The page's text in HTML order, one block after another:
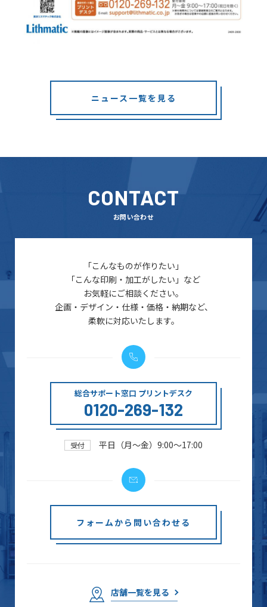
ニュース一覧を見る
CONTACT
お問い合わせ
「こんなものが作りたい」
「こんな印刷・加工がしたい」など
お気軽にご相談ください。
企画・デザイン・仕様・価格・納期など、
柔軟に対応いたします。
総合サポート窓口 プリントデスク
0120-269-132
受付 平日（月～金）9:00～17:00
フォームから問い合わせる
店舗一覧を見る